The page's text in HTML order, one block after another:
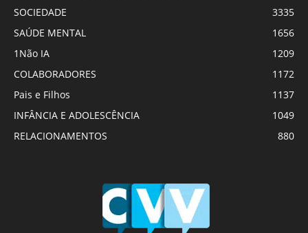
SOCIEDADE
3335
SAÚDE MENTAL
1656
1Não IA
1209
COLABORADORES
1172
Pais e Filhos
1137
INFÂNCIA E ADOLESCÊNCIA
1049
RELACIONAMENTOS
880